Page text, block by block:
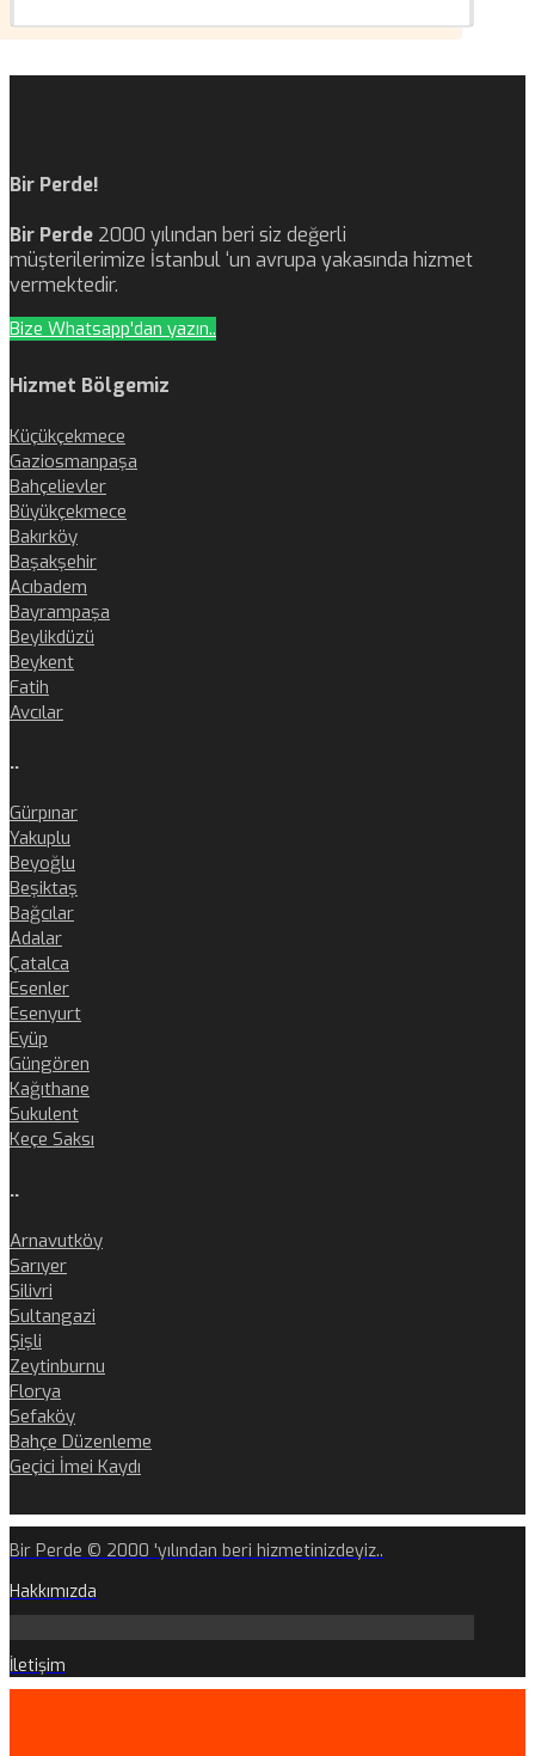
Bir Perde!
Bir Perde 2000 yılından beri siz değerli
müşterilerimize İstanbul ‘un avrupa yakasında hizmet
vermektedir.
Bize Whatsapp'dan yazın..
Hizmet Bölgemiz
Küçükçekmece
Gaziosmanpaşa
Bahçelievler
Büyükçekmece
Bakırköy
Başakşehir
Acıbadem
Bayrampaşa
Beylikdüzü
Beykent
Fatih
Avcılar
..
Gürpınar
Yakuplu
Beyoğlu
Beşiktaş
Bağcılar
Adalar
Çatalca
Esenler
Esenyurt
Eyüp
Güngören
Kağıthane
Sukulent
Keçe Saksı
..
Arnavutköy
Sarıyer
Silivri
Sultangazi
Şişli
Zeytinburnu
Florya
Sefaköy
Bahçe Düzenleme
Geçici İmei Kaydı
Bir Perde © 2000 'yılından beri hizmetinizdeyiz..
Hakkımızda
İletişim